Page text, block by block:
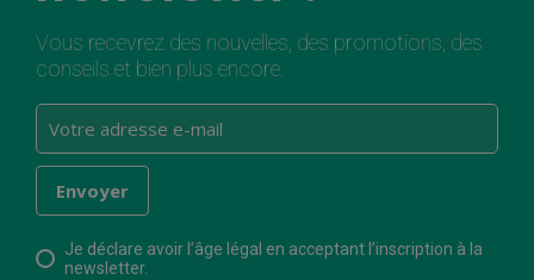
Vous recevrez des nouvelles, des promotions, des
conseils et bien plus encore.
Je déclare avoir l’âge légal en acceptant l’inscription à la
newsletter.